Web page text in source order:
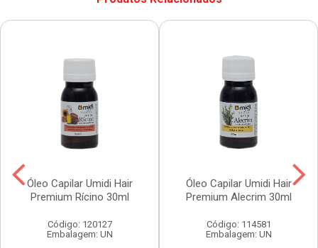
Óleo Capilar Umidi Hair
Premium Rícino 30ml
Código: 120127
Embalagem: UN
Óleo Capilar Umidi Hair
Premium Alecrim 30ml
Código: 114581
Embalagem: UN